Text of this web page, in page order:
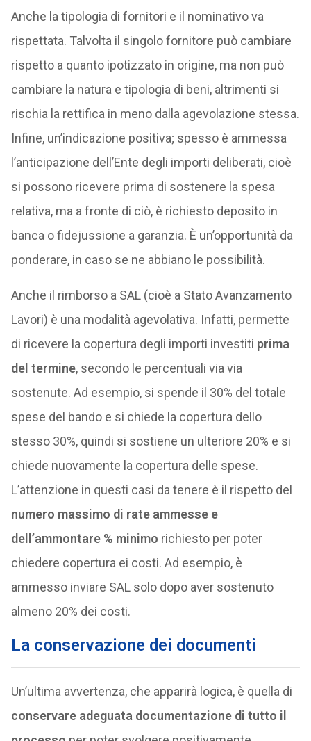
Anche la tipologia di fornitori e il nominativo va
rispettata. Talvolta il singolo fornitore può cambiare
rispetto a quanto ipotizzato in origine, ma non può
cambiare la natura e tipologia di beni, altrimenti si
rischia la rettifica in meno dalla agevolazione stessa.
Infine, un’indicazione positiva; spesso è ammessa
l’anticipazione dell’Ente degli importi deliberati, cioè
si possono ricevere prima di sostenere la spesa
relativa, ma a fronte di ciò, è richiesto deposito in
banca o fidejussione a garanzia. È un’opportunità da
ponderare, in caso se ne abbiano le possibilità.
Anche il rimborso a SAL (cioè a Stato Avanzamento
Lavori) è una modalità agevolativa. Infatti, permette
di ricevere la copertura degli importi investiti prima
del termine, secondo le percentuali via via
sostenute. Ad esempio, si spende il 30% del totale
spese del bando e si chiede la copertura dello
stesso 30%, quindi si sostiene un ulteriore 20% e si
chiede nuovamente la copertura delle spese.
L’attenzione in questi casi da tenere è il rispetto del
numero massimo di rate ammesse e
dell’ammontare % minimo richiesto per poter
chiedere copertura ei costi. Ad esempio, è
ammesso inviare SAL solo dopo aver sostenuto
almeno 20% dei costi.
La conservazione dei documenti
Un’ultima avvertenza, che apparirà logica, è quella di
conservare adeguata documentazione di tutto il